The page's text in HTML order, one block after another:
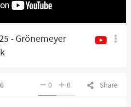
- Grönemeyer
Share
0 0